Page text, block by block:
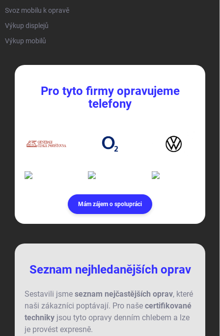
Svoz mobilu k opravě
Výkup displejů
Výkup mobilů
Pro tyto firmy opravujeme
telefony
Mám zájem o spolupráci
Seznam nejhledanějších oprav
Sestavili jsme seznam nejčastějších oprav, které
naši zákazníci poptávají. Pro naše certifikované
techniky jsou tyto opravy denním chlebem a lze
je provést expresně.